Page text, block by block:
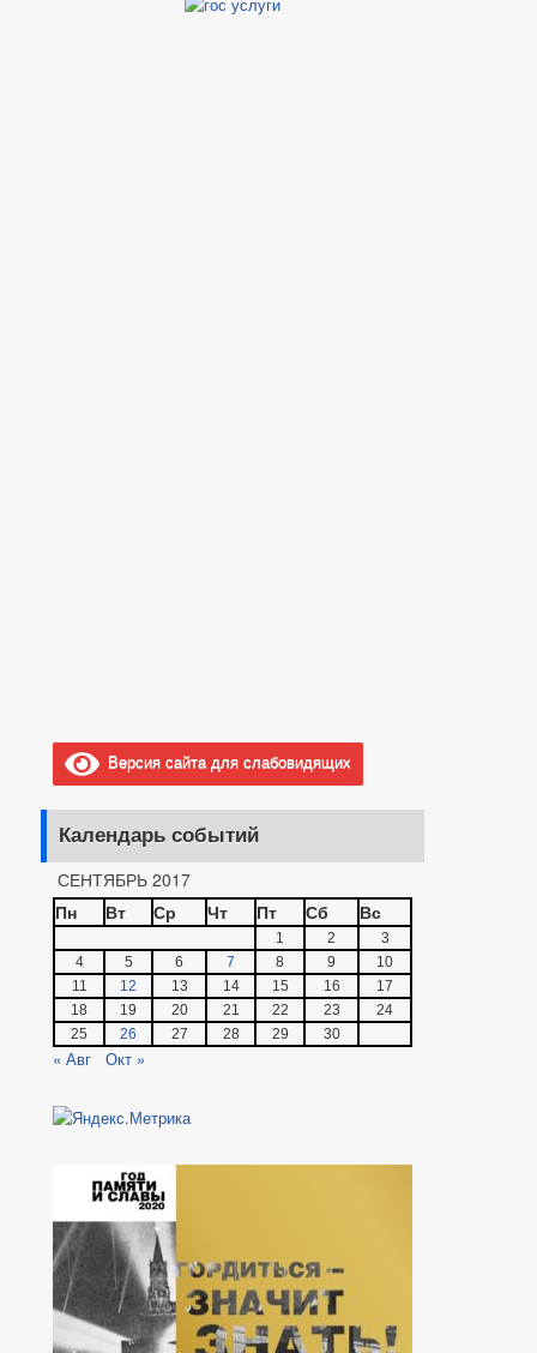
Версия сайта для слабовидящих
Календарь событий
СЕНТЯБРЬ 2017
Пн
Вт Ср Чт Пт Сб Вс
1 2
3
4
5 6 7 8 9
10
11
12 13 14 15 16
17
18
19 20 21 22 23
24
25
26 27 28 29 30
« Авг Окт »